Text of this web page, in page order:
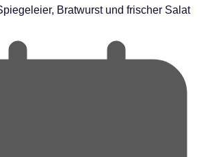
Bratwurst und frischer Salat